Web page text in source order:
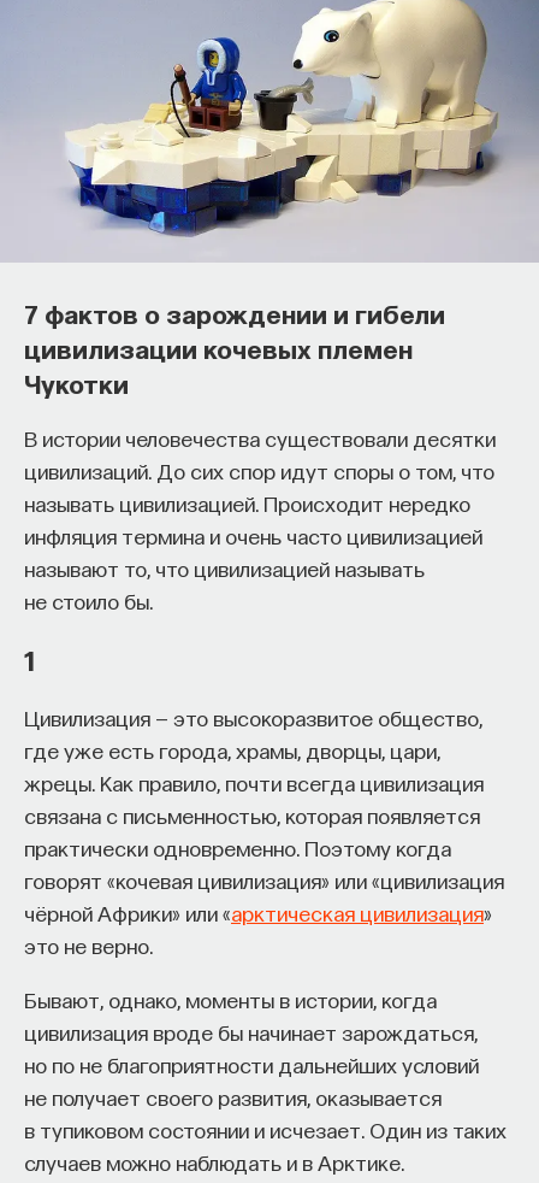
7 фактов о зарождении и гибели
цивилизации кочевых племен
Чукотки
В истории человечества существовали десятки
цивилизаций. До сих спор идут споры о том, что
называть цивилизацией. Происходит нередко
инфляция термина и очень часто цивилизацией
называют то, что цивилизацией называть
не стоило бы.
1
Цивилизация — это высокоразвитое общество,
где уже есть города, храмы, дворцы, цари,
жрецы. Как правило, почти всегда цивилизация
связана с письменностью, которая появляется
практически одновременно. Поэтому когда
говорят «кочевая цивилизация» или «цивилизация
чёрной Африки» или «арктическая цивилизация»
это не верно.
Бывают, однако, моменты в истории, когда
цивилизация вроде бы начинает зарождаться,
но по не благоприятности дальнейших условий
не получает своего развития, оказывается
в тупиковом состоянии и исчезает. Один из таких
случаев можно наблюдать и в Арктике.
Основатель ПостНауки Ивар
Максутов запускает сервис, который
поможет найти свою нишу
в глобальных deep tech и биотех
компаниях
В 2012 годуИвар Максутовсоздал проект
ПостНаука, который дал голос учёным и навсегда
изменил медийное пространство на русском
языке. В 2021 году в Лондоне он основал компанию
и предпринимателям превращать их идеи
команда ПостНауки запускает новый сервис —
Naukka Talents , рекрутинговое агентство,
созданное для поддержки специалистов,
желающих работать в глобальных инновационных
индустриях.
В ходе работы с научным сообществом Ивар
и его команда обнаружили, что инновационные
особенно молодые deep tech и биотех компании.
Исследование аудитории ПостНауки
подтвердило масштаб: более60%слушателей
проекта имеют STEM-образование, при этом
заинтересованы в работе в инновационных
компаниях, но не знают, с чего начать.